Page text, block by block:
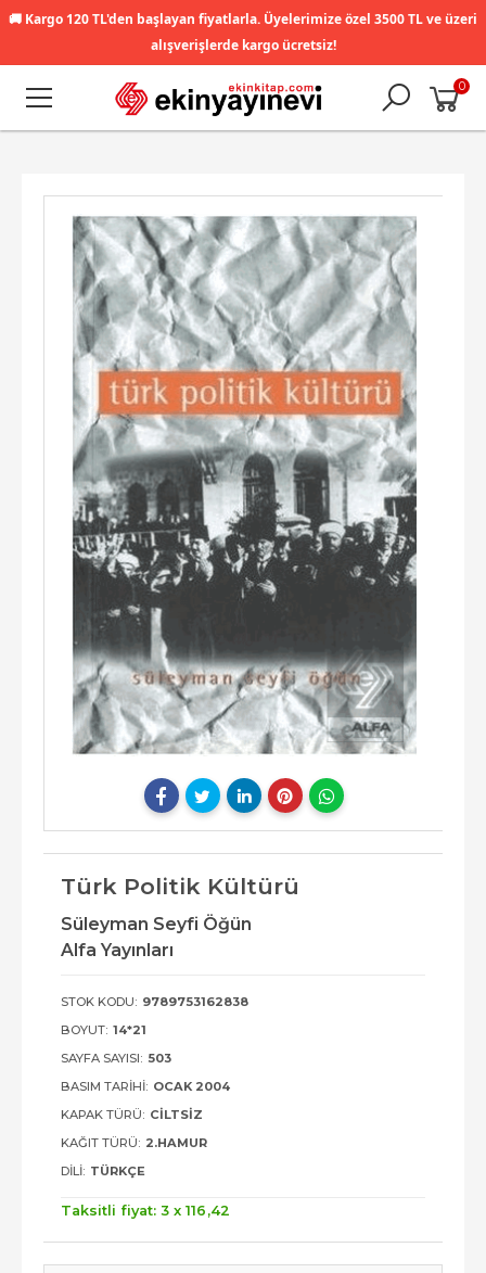
🚚 Kargo 120 TL'den başlayan fiyatlarla. Üyelerimize özel 3500 TL ve üzeri
alışverişlerde kargo ücretsiz!
0
Türk Politik Kültürü
Süleyman Seyfi Öğün
Alfa Yayınları
STOK KODU: 9789753162838
BOYUT: 14*21
SAYFA SAYISI: 503
BASIM TARIHI: OCAK 2004
KAPAK TÜRÜ: CILTSIZ
KAĞIT TÜRÜ: 2.HAMUR
DILI: TÜRKÇE
Taksitli fiyat: 3 x 116 ,42